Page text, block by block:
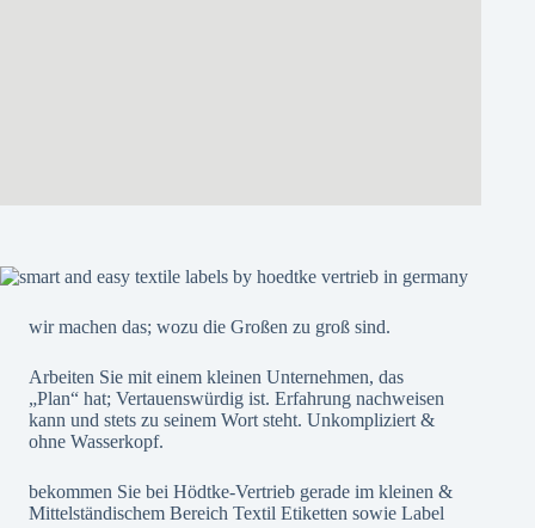
wir machen das; wozu die Großen zu groß sind.
Arbeiten Sie mit einem kleinen Unternehmen, das
„Plan“ hat; Vertauenswürdig ist. Erfahrung nachweisen
kann und stets zu seinem Wort steht. Unkompliziert &
ohne Wasserkopf.
bekommen Sie bei Hödtke-Vertrieb gerade im kleinen &
Mittelständischem Bereich Textil Etiketten sowie Label